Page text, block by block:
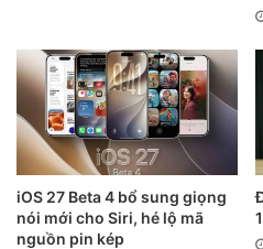
iOS 27 Beta 4 bổ sung giọng
nói mới cho Siri, hé lộ mã
nguồn pin kép